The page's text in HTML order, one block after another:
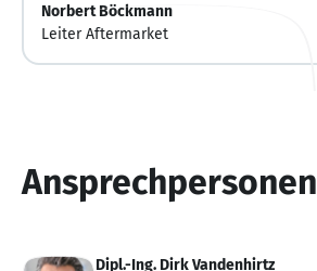
Norbert Böckmann
Leiter Aftermarket
Ansprechpersonen
Dipl.-Ing. Dirk Vandenhirtz